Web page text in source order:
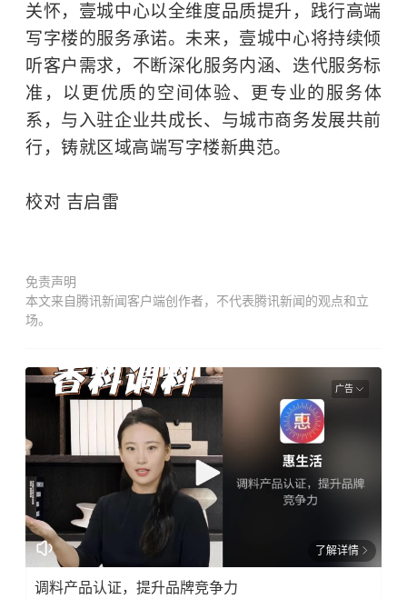
关怀，壹城中心以全维度品质提升，践行高端
写字楼的服务承诺。未来，壹城中心将持续倾
听客户需求，不断深化服务内涵、迭代服务标
准，以更优质的空间体验、更专业的服务体
系，与入驻企业共成长、与城市商务发展共前
行，铸就区域高端写字楼新典范。
校对 吉启雷
免责声明
本文来自腾讯新闻客户端创作者，不代表腾讯新闻的观点和立
场。
广告
了解详情
调料产品认证，提升品牌竞争力